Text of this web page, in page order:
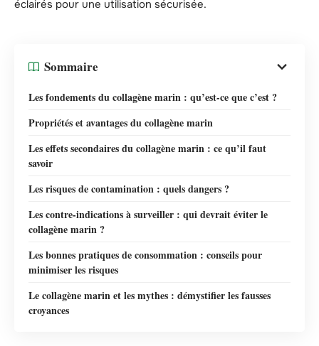
éclairés pour une utilisation sécurisée.
Sommaire
Les fondements du collagène marin : qu’est-ce que c’est ?
Propriétés et avantages du collagène marin
Les effets secondaires du collagène marin : ce qu’il faut
savoir
Les risques de contamination : quels dangers ?
Les contre-indications à surveiller : qui devrait éviter le
collagène marin ?
Les bonnes pratiques de consommation : conseils pour
minimiser les risques
Le collagène marin et les mythes : démystifier les fausses
croyances